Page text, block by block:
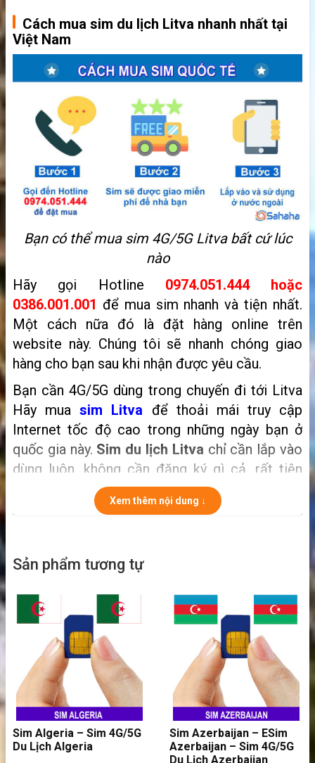
Cách mua sim du lịch Litva nhanh nhất tại
Việt Nam
Bạn có thể mua sim 4G/5G Litva bất cứ lúc
nào
Hãy gọi Hotline 0974.051.444 hoặc
0386.001.001 để mua sim nhanh và tiện nhất.
Một cách nữa đó là đặt hàng online trên
website này. Chúng tôi sẽ nhanh chóng giao
hàng cho bạn sau khi nhận được yêu cầu.
Bạn cần 4G/5G dùng trong chuyến đi tới Litva
Hãy muasim Litva để thoải mái truy cập
Internet tốc độ cao trong những ngày bạn ở
quốc gia này. Sim du lịch Litva chỉ cần lắp vào
dùng luôn, không cần đăng ký gì cả, rất tiện
cho việc đi chơi.
Xem thêm nội dung ↓
Sản phẩm tương tự
Sim Algeria – Sim 4G/5G
Du Lịch Algeria
Sim Azerbaijan – ESim
Azerbaijan – Sim 4G/5G
Du Lịch Azerbaijan